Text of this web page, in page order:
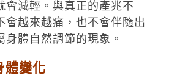
會減輕。與真正的產兆不
會越來越痛，也不會伴隨出
身體自然調節的現象。
體變化